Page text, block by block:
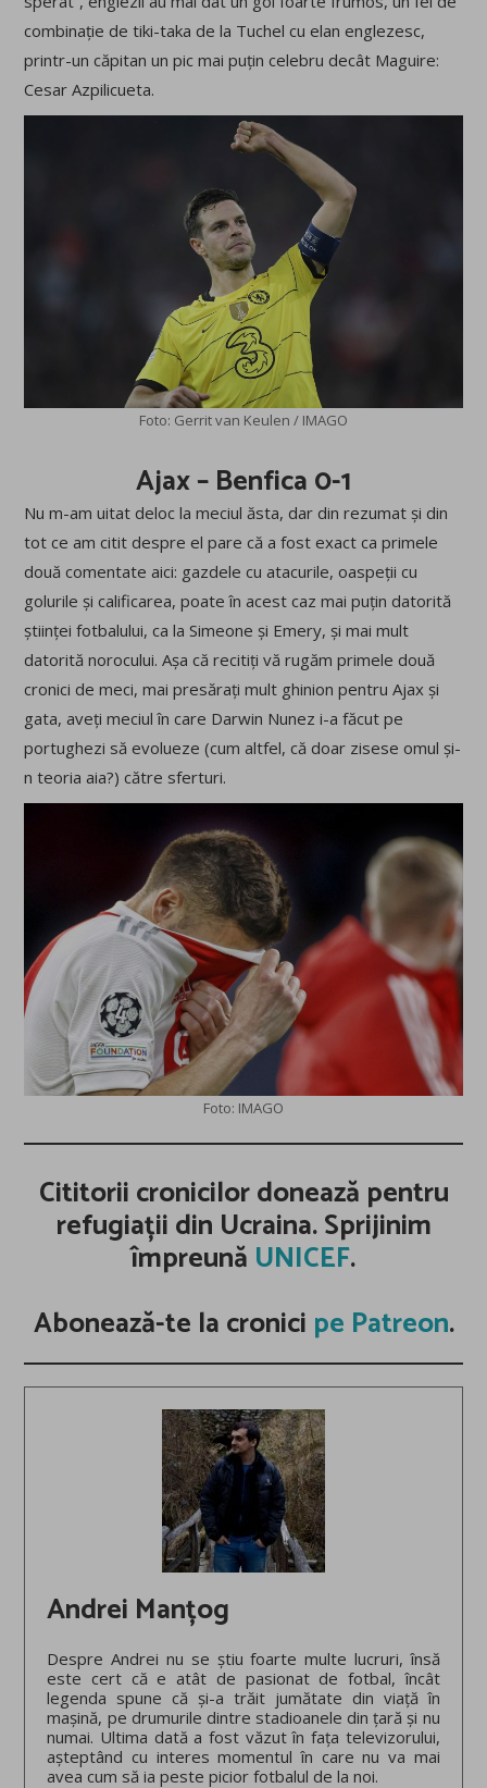
combinație de tiki-taka de la Tuchel cu elan englezesc,
printr-un căpitan un pic mai puțin celebru decât Maguire:
Cesar Azpilicueta.
Foto: Gerrit van Keulen / IMAGO
Ajax – Benfica 0-1
Nu m-am uitat deloc la meciul ăsta, dar din rezumat și din
tot ce am citit despre el pare că a fost exact ca primele
două comentate aici: gazdele cu atacurile, oaspeții cu
golurile și calificarea, poate în acest caz mai puțin datorită
științei fotbalului, ca la Simeone și Emery, și mai mult
datorită norocului. Așa că recitiți vă rugăm primele două
cronici de meci, mai presărați mult ghinion pentru Ajax și
gata, aveți meciul în care Darwin Nunez i-a făcut pe
portughezi să evolueze (cum altfel, că doar zisese omul și-
n teoria aia?) către sferturi.
Foto: IMAGO
Cititorii cronicilor donează pentru
refugiații din Ucraina. Sprijinim
împreună UNICEF.
Abonează-te la cronici pe Patreon.
Andrei Manțog
Despre Andrei nu se știu foarte multe lucruri, însă
este cert că e atât de pasionat de fotbal, încât
legenda spune că și-a trăit jumătate din viață în
mașină, pe drumurile dintre stadioanele din țară și nu
numai. Ultima dată a fost văzut în fața televizorului,
așteptând cu interes momentul în care nu va mai
avea cum să ia peste picior fotbalul de la noi.